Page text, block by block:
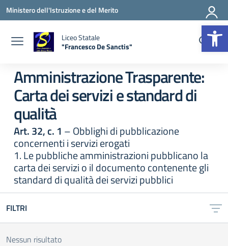
Vai ai contenuti
Vai al menu di navigazione
Vai al footer
Ministero dell'Istruzione e del Merito
Liceo Statale
"Francesco De Sanctis"
Amministrazione Trasparente:
Carta dei servizi e standard di
qualità
Art. 32, c. 1 – Obblighi di pubblicazione
concernenti i servizi erogati
1. Le pubbliche amministrazioni pubblicano la
carta dei servizi o il documento contenente gli
standard di qualità dei servizi pubblici
FILTRI
Nessun risultato